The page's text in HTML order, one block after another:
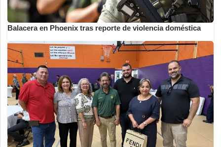
Balacera en Phoenix tras reporte de violencia doméstica